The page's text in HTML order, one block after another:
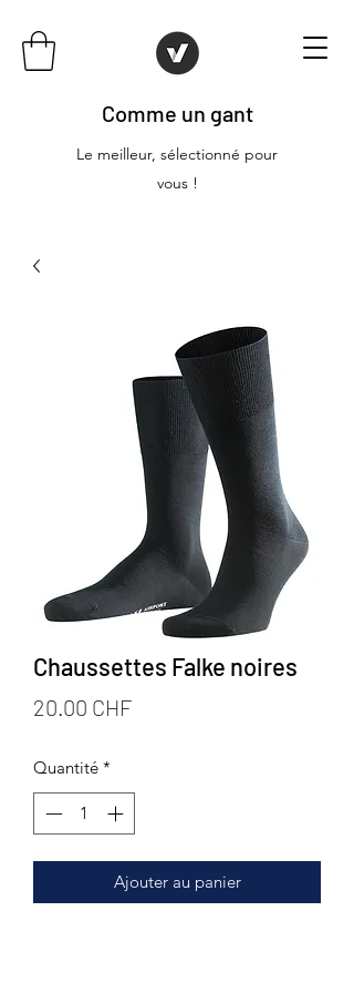
Comme un gant
Le meilleur, sélectionné pour
vous !
Chaussettes Falke noires
20.00 CHFPrix
Quantité *
Ajouter au panier